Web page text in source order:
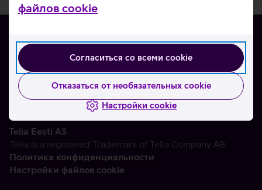
файлов cookie
Согласиться со всеми cookie
Отказаться от необязательных cookie
Настройки cookie
О нас
Контакты
Партнерам
Telia Eesti AS
Telia is a registered Trademark of Telia Company AB
Политика конфиденциальности
Настройки файлов cookie